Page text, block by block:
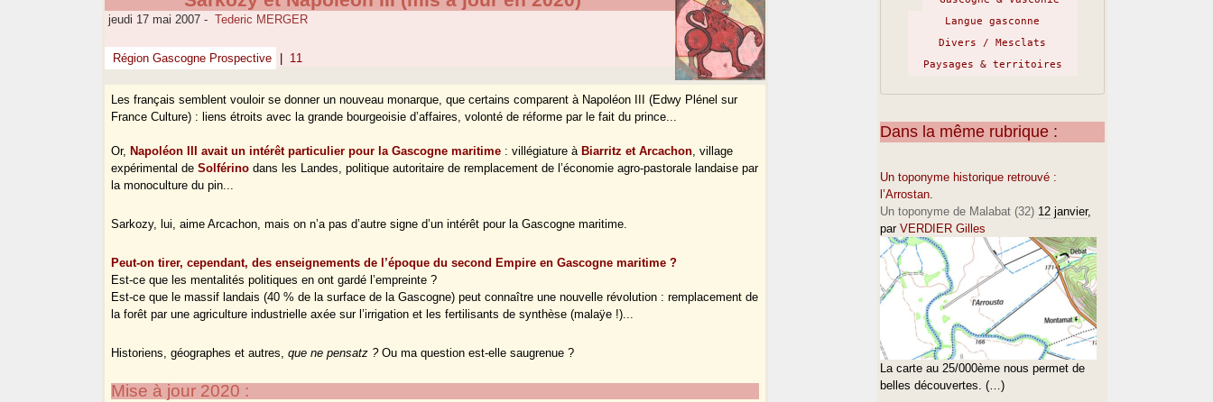
jeudi 17 mai 2007 - Tederic MERGER
Région Gascogne Prospective 11
Les français semblent vouloir se donner un nouveau monarque, que certains comparent à Napoléon III (Edwy Plénel sur
France Culture) : liens étroits avec la grande bourgeoisie d’affaires, volonté de réforme par le fait du prince...
Or, Napoléon III avait un intérêt particulier pour la Gascogne maritime : villégiature à Biarritz et Arcachon, village
expérimental deSolférino dans les Landes, politique autoritaire de remplacement de l’économie agro-pastorale landaise par
la monoculture du pin...
Sarkozy, lui, aime Arcachon, mais on n’a pas d’autre signe d’un intérêt pour la Gascogne maritime.
Peut-on tirer, cependant, des enseignements de l’époque du second Empire en Gascogne maritime ?
Est-ce que les mentalités politiques en ont gardé l’empreinte ?
Est-ce que le massif landais (40 % de la surface de la Gascogne) peut connaître une nouvelle révolution : remplacement de
la forêt par une agriculture industrielle axée sur l’irrigation et les fertilisants de synthèse (malaÿe !)...
Historiens, géographes et autres,que ne pensatz ?Ou ma question est-elle saugrenue ?
Mise à jour 2020 :
Langue gasconne
Divers / Mesclats
Paysages & territoires
Dans la même rubrique :
Un toponyme historique retrouvé :
l’Arrostan.
Un toponyme de Malabat (32) 12 janvier,
par VERDIER Gilles
La carte au 25/000ème nous permet de
belles découvertes. (…)